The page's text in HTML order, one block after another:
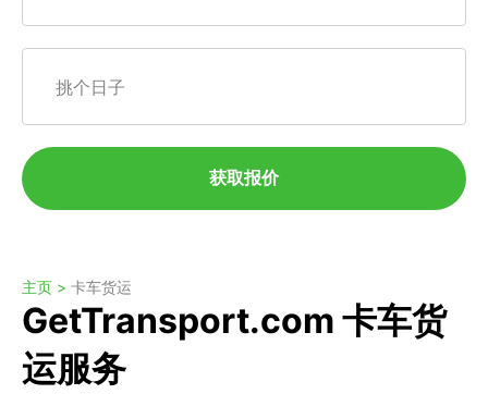
挑个日子
获取报价
主页 > 卡车货运
GetTransport.com 卡车货
运服务